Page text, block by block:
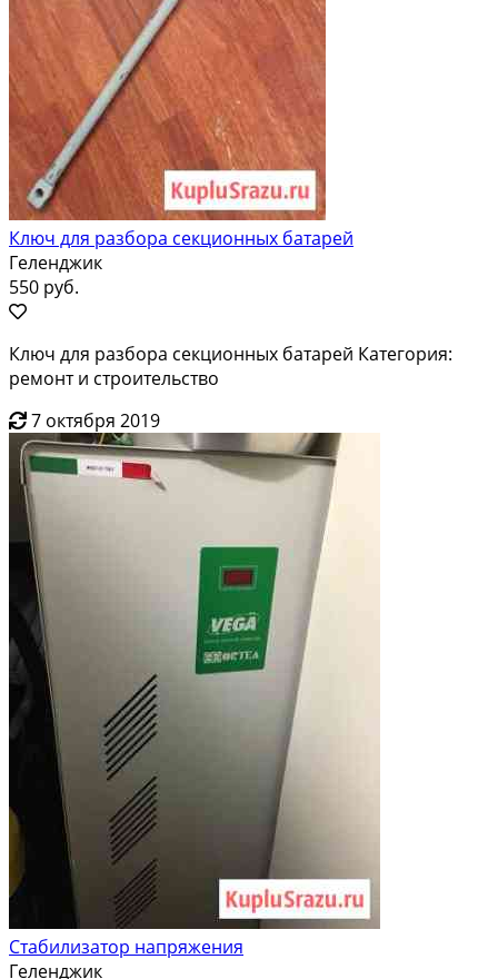
Ключ для разбора секционных батарей
Геленджик
550 руб.
Ключ для разбора секционных батарей Категория:
ремонт и строительство
7 октября 2019
Стабилизатор напряжения
Геленджик